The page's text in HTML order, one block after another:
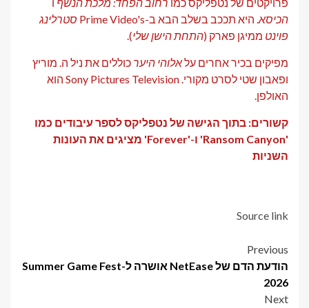
הכיסא. היא תככב בשלב הבא ב-Prime Video's
סטרלינג
פוינט ממיגן פארק (התחת הישן שלי).
מפיקים בכיר אחרים עלאלוהי היער כוללים את ניל ה. מוריץ
ופאבון שטי לסרט מקורי. Sony Pictures Television הוא
האולפן.
קשורים: בתוך הגישה של נטפליקס לספר עיבודים כמו
'Ransom Canyon' ו-'Forever' מציגים את העונות
השניות
Source link
Post
navigation
Previous
הודעת הדם של NetEase אושרה ל-Summer Game Fest
2026
Next